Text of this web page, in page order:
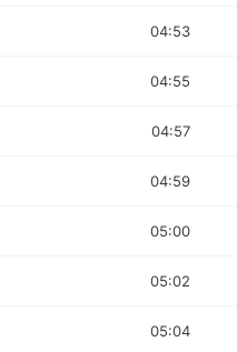
04:53
04:55
04:57
04:59
05:00
05:02
05:04